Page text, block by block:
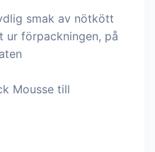
smak av nötkött
ur förpackningen, på
Mousse till